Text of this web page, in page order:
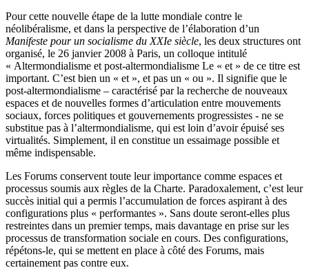
Pour cette nouvelle étape de la lutte mondiale contre le
néolibéralisme, et dans la perspective de l’élaboration d’un
Manifeste pour un socialisme du XXIe siècle, les deux structures ont
organisé, le 26 janvier 2008 à Paris, un colloque intitulé
« Altermondialisme et post-altermondialisme Le « et » de ce titre est
important. C’est bien un « et », et pas un « ou ». Il signifie que le
post-altermondialisme – caractérisé par la recherche de nouveaux
espaces et de nouvelles formes d’articulation entre mouvements
sociaux, forces politiques et gouvernements progressistes - ne se
substitue pas à l’altermondialisme, qui est loin d’avoir épuisé ses
virtualités. Simplement, il en constitue un essaimage possible et
même indispensable.
Les Forums conservent toute leur importance comme espaces et
processus soumis aux règles de la Charte. Paradoxalement, c’est leur
succès initial qui a permis l’accumulation de forces aspirant à des
configurations plus « performantes ». Sans doute seront-elles plus
restreintes dans un premier temps, mais davantage en prise sur les
processus de transformation sociale en cours. Des configurations,
répétons-le, qui se mettent en place à côté des Forums, mais
certainement pas contre eux.